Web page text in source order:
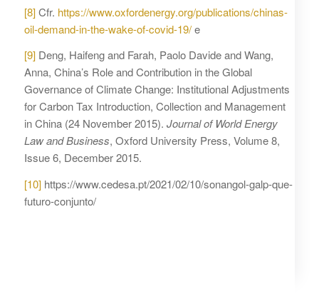
[8]Cfr. https://www.oxfordenergy.org/publications/chinas-
oil-demand-in-the-wake-of-covid-19/e
[9]Deng, Haifeng and Farah, Paolo Davide and Wang,
Anna, China’s Role and Contribution in the Global
Governance of Climate Change: Institutional Adjustments
for Carbon Tax Introduction, Collection and Management
in China (24 November 2015). Journal of World Energy
Law and Business, Oxford University Press, Volume 8,
Issue 6, December 2015.
[10]https://www.cedesa.pt/2021/02/10/sonangol-galp-que-
futuro-conjunto/